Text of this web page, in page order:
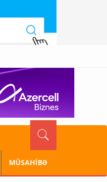
MÜSAHİBƏ